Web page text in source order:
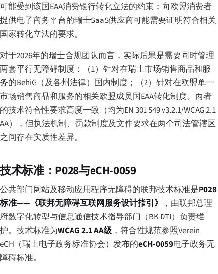
可能受到该国EAA消费银行转化立法的约束；向欧盟消费者
提供电子商务平台的瑞士SaaS供应商可能需要证明符合相关
国家转化立法的要求。
对于2026年的瑞士合规团队而言，实际后果是需要同时管理
两套平行无障碍制度：（1）针对在瑞士市场销售商品和服
务的BehiG（及各州法律）国内制度；（2）针对在欧盟单一
市场销售商品和服务的相关欧盟成员国EAA转化制度。两者
的技术符合性要求高度一致（均为EN 301 549 v3.2.1/WCAG 2.1
AA），但执法机制、罚款制度及文件要求在两个司法管辖区
之间存在实质性差异。
技术标准：P028与eCH-0059
公共部门网站及移动应用程序无障碍的联邦技术标准是P028
标准——《联邦无障碍互联网服务设计指引》
，由联邦总理
府数字化转型与信息通信技术指导部门（BK DTI）负责维
护。技术标准为WCAG 2.1 AA级，符合性规范参照Verein
eCH（瑞士电子政务标准协会）发布的eCH-0059电子政务无
障碍标准。